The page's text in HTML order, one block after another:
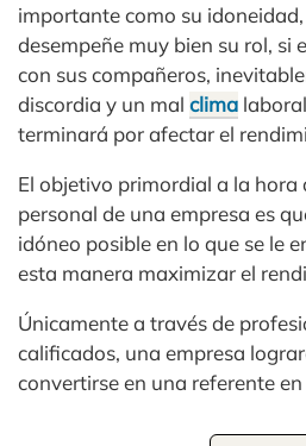
importante como su
desempeñe muy bien su rol, si
con sus compañeros,
discordia y un mal clima
terminará por afectar el
El objetivo primordial a la hora
personal de una empresa es
idóneo posible en lo que se le
esta manera maximizar el
Únicamente a través de
calificados, una empresa
convertirse en una referente